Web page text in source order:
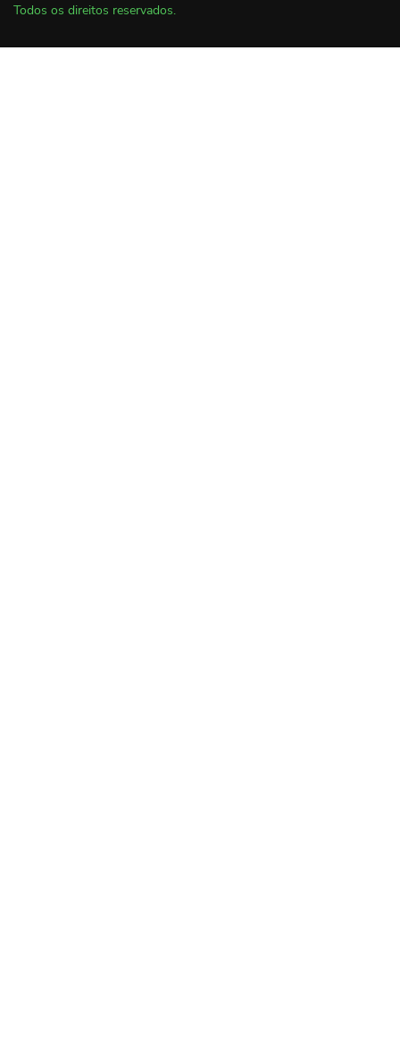
Todos os direitos reservados.